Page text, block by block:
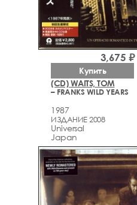
(CD) WAITS, TOM
– FRANKS WILD YEARS
1987
ИЗДАНИЕ 2008
Universal
Japan
3,675 ₽
Купить